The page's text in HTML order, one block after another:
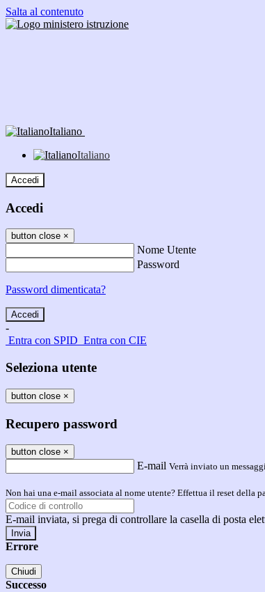
Salta al contenuto
Italiano
Italiano
Accedi
Accedi
button close ×
Nome Utente
Password
Password dimenticata?
-
Entra con SPID Entra con CIE
Seleziona utente
button close ×
Recupero password
button close ×
E-mail Verrà inviato un
Non hai una e-mail associata al nome utente? Effettua il reset della
E-mail inviata, si prega di controllare la casella di posta
Errore
Chiudi
Successo